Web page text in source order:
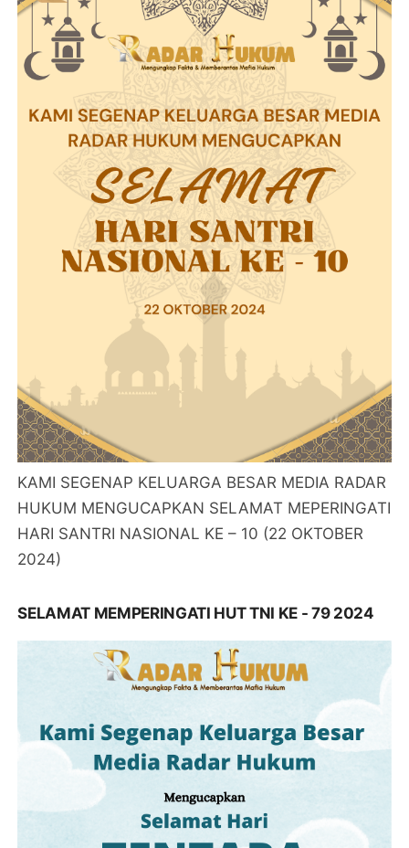
KAMI SEGENAP KELUARGA BESAR MEDIA RADAR
HUKUM MENGUCAPKAN SELAMAT MEPERINGATI
HARI SANTRI NASIONAL KE – 10 (22 OKTOBER
2024)
SELAMAT MEMPERINGATI HUT TNI KE - 79 2024